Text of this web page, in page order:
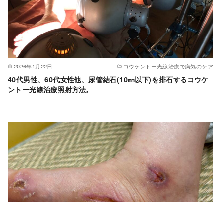
2026年1月22日 コウケントー光線治療で病気のケア
40代男性、60代女性他、尿管結石(10㎜以下)を排石するコウケ
ントー光線治療照射方法。